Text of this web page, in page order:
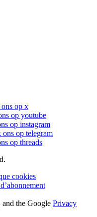
op x
op youtube
op instagram
ons op telegram
op threads
cookies
the Google Privacy